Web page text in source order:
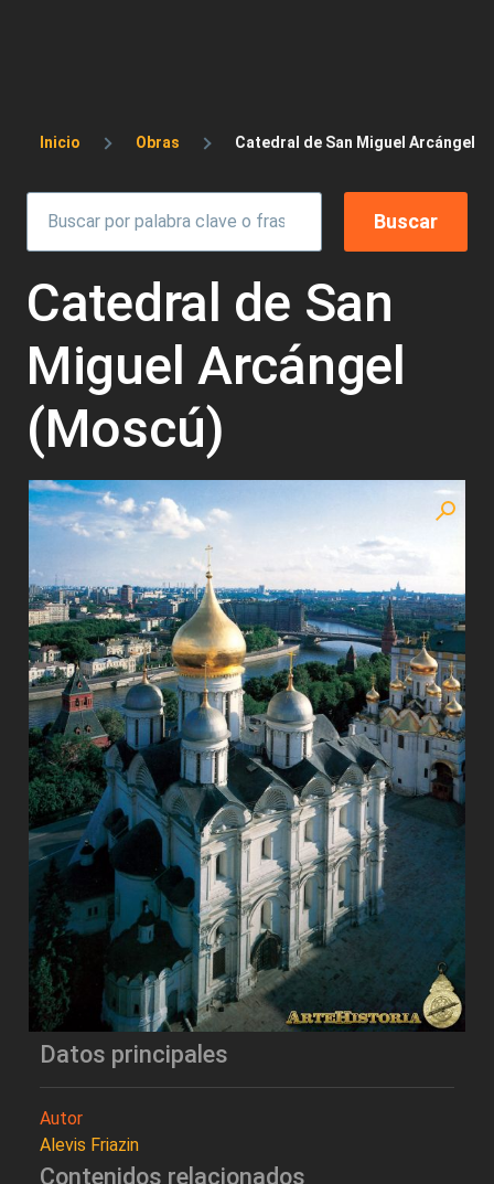
Sobrescribir enlaces de ayuda a la
Inicio Obras Catedral de San Miguel Arcángel
Catedral de San
Miguel Arcángel
(Moscú)
Datos principales
Autor
Alevis Friazin
Contenidos relacionados